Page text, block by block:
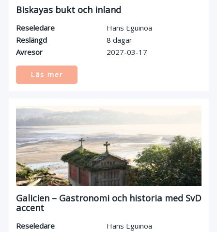
Biskayas bukt och inland
Reseledare
Hans Eguinoa
Reslängd
8 dagar
Avresor
2027-03-17
Läs mer
Galicien – Gastronomi och historia med SvD
accent
Reseledare
Hans Eguinoa